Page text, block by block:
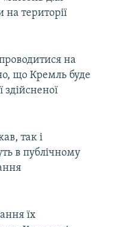
території
на
що Кремль буде
здійсненої
так і
в публічному
їх